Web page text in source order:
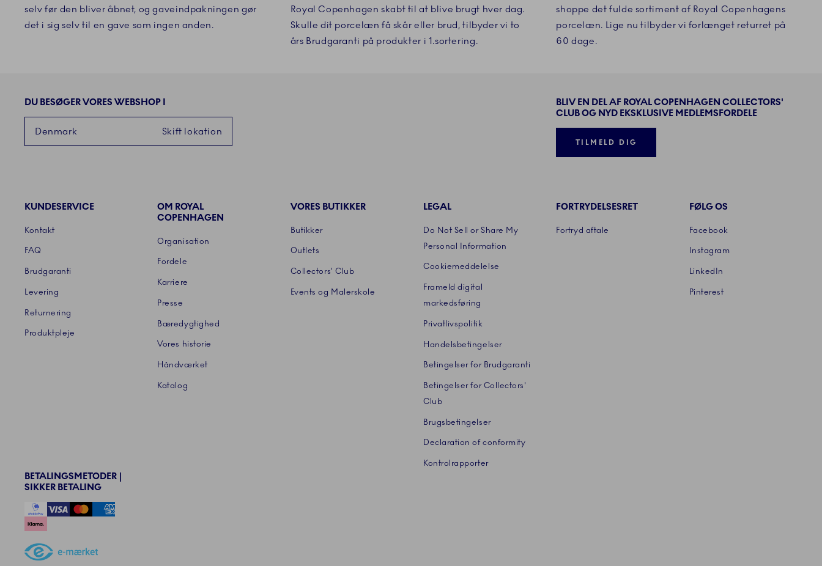
selv før den bliver åbnet, og gaveindpakningen gør
det i sig selv til en gave som ingen anden.
Royal Copenhagen skabt til at blive brugt hver dag.
Skulle dit porcelæn få skår eller brud, tilbyder vi to
års Brudgaranti på produkter i 1.sortering.
shoppe det fulde sortiment af Royal Copenhagens
porcelæn. Lige nu tilbyder vi forlænget returret på
60 dage.
DU BESØGER VORES WEBSHOP I
Denmark Skift lokation
BLIV EN DEL AF ROYAL COPENHAGEN COLLECTORS'
CLUB OG NYD EKSKLUSIVE MEDLEMSFORDELE
TILMELD DIG
KUNDESERVICE
Kontakt
FAQ
Brudgaranti
Levering
Returnering
Produktpleje
OM ROYAL
COPENHAGEN
Organisation
Fordele
Karriere
Presse
Bæredygtighed
Vores historie
Håndværket
Katalog
VORES BUTIKKER
Butikker
Outlets
Collectors' Club
Events og Malerskole
LEGAL
Do Not Sell or Share My
Personal Information
Cookiemeddelelse
Frameld digital
markedsføring
Privatlivspolitik
Handelsbetingelser
Betingelser for Brudgaranti
Betingelser for Collectors'
Club
Brugsbetingelser
Declaration of conformity
Kontrolrapporter
FORTRYDELSESRET
Fortryd aftale
FØLG OS
Facebook
Instagram
LinkedIn
Pinterest
BETALINGSMETODER |
SIKKER BETALING